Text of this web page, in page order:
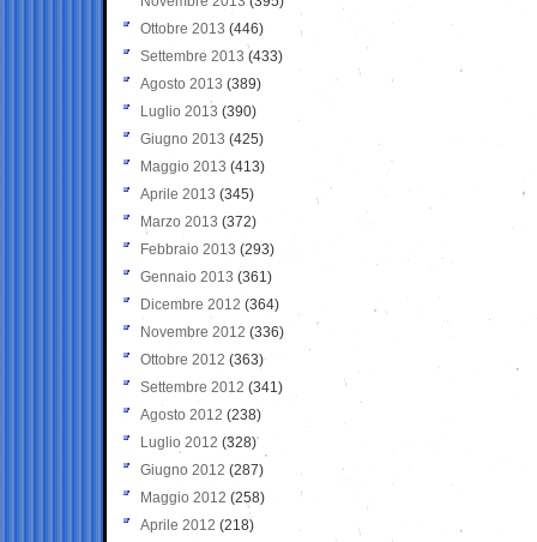
Ottobre 2013 (446)
Settembre 2013 (433)
Agosto 2013 (389)
Luglio 2013 (390)
Giugno 2013 (425)
Maggio 2013 (413)
Aprile 2013 (345)
Marzo 2013 (372)
Febbraio 2013 (293)
Gennaio 2013 (361)
Dicembre 2012 (364)
Novembre 2012 (336)
Ottobre 2012 (363)
Settembre 2012 (341)
Agosto 2012 (238)
Luglio 2012 (328)
Giugno 2012 (287)
Maggio 2012 (258)
Aprile 2012 (218)